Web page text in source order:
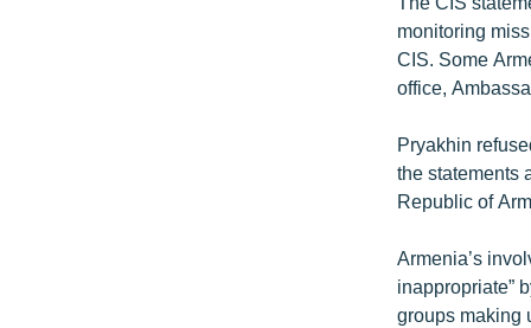
monitoring
CIS. Some
office,
Pryakhin
the statements
Republic of
Armenia’s
inappropriate”
groups making